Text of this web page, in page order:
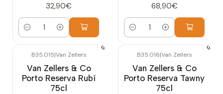
32,90€
Cantidad
68,90€
Cantidad
B35.015|Van Zellers
Van Zellers & Co
Porto Reserva Rubí
75cl
B35.016|Van Zellers
Van Zellers & Co
Porto Reserva Tawny
75cl